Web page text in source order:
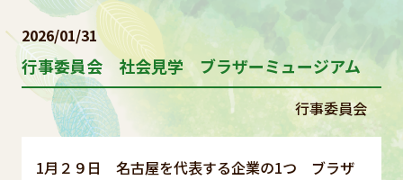
2026/01/31
行事委員会 社会見学 ブラザーミュージアム
行事委員会
1月２９日 名古屋を代表する企業の1つ ブラザ